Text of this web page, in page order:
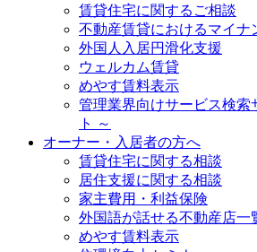
賃貸住宅に関するご相談
不動産賃貸におけるマイナ
外国人入居円滑化支援
ウェルカム賃貸
めやす賃料表示
管理業界向けサービス検索
ト ～
オーナー・入居者の方へ
賃貸住宅に関する相談
居住支援に関する相談
家主費用・利益保険
外国語が話せる不動産店一
めやす賃料表示